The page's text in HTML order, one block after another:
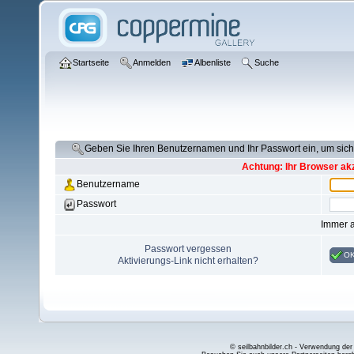
Startseite Anmelden Albenliste Suche
Geben Sie Ihren Benutzernamen und Ihr Passwort ein, um
Achtung: Ihr Browser
Benutzername
Passwort
Immer
Passwort vergessen
Aktivierungs-Link nicht erhalten?
© seilbahnbilder.ch - Verwendung